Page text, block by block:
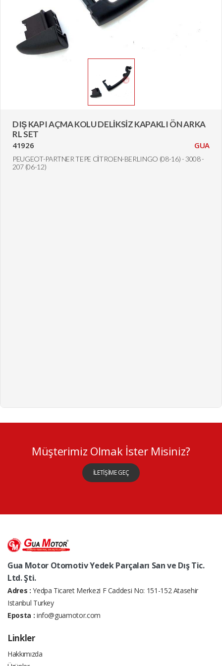
DIŞ KAPI AÇMA KOLU DELİKSİZ KAPAKLI ÖN ARKA
RL SET
41926 GUA
PEUGEOT-PARTNER TEPE CİTROEN-BERLINGO (08-16) - 3008 -
207 (06-12)
Müşterimiz Olmak İster Misiniz?
İLETİŞİME GEÇ
Gua Motor Otomotiv Yedek Parçaları San ve Dış Tic.
Ltd. Şti.
Adres : Yedpa Ticaret Merkezi F Caddesi No: 151-152 Atasehir
Istanbul Turkey
Eposta : info@guamotor.com
Linkler
Hakkımızda